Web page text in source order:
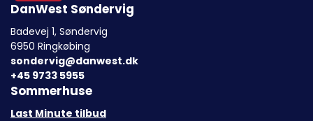
DanWest Søndervig
Badevej 1, Søndervig
6950 Ringkøbing
sondervig@danwest.dk
+45 9733 5955
Sommerhuse
Last Minute tilbud